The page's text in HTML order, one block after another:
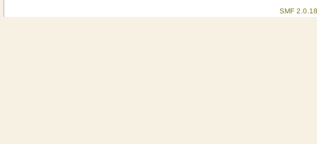
SMF 2.0.18